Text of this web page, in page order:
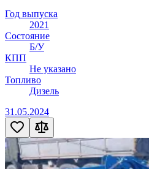
Год выпуска
2021
Состояние
Б/У
КПП
Не указано
Топливо
Дизель
31.05.2024